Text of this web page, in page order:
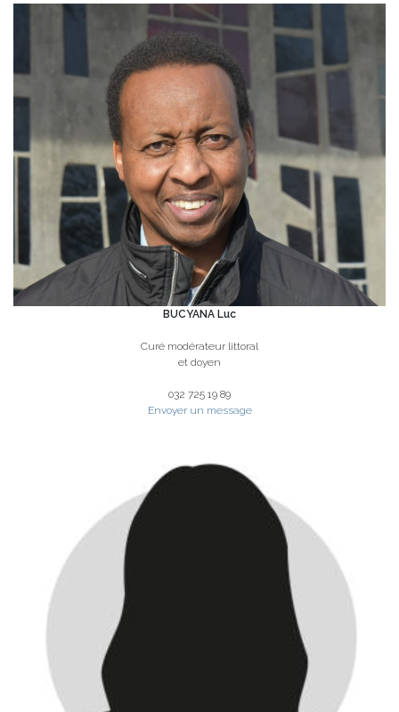
BUCYANA Luc
Curé modérateur littoral
et doyen
032 725 19 89
Envoyer un message